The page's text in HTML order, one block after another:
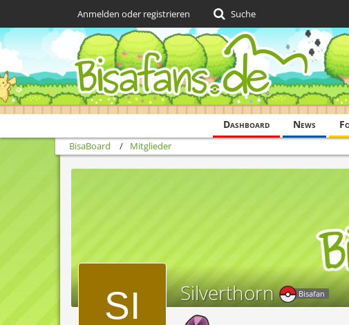
Dashboard News
Anmelden oder registrieren Suche
BisaBoard Mitglieder
Silverthorn Bisafan